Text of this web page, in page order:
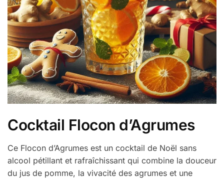
Cocktail Flocon d’Agrumes
Ce Flocon d’Agrumes est un cocktail de Noël sans
alcool pétillant et rafraîchissant qui combine la douceur
du jus de pomme, la vivacité des agrumes et une